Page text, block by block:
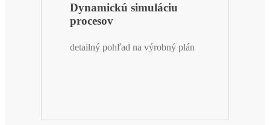
Dynamickú simuláciu
procesov
detailný pohľad na výrobný plán